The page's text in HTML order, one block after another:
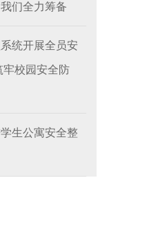
们全力筹备
统开展全员安
校园安全防
生公寓安全整